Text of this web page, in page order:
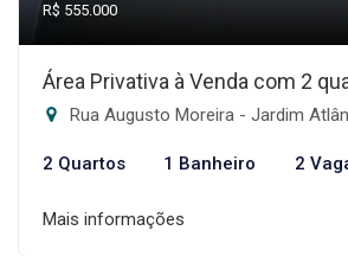
R$ 555.000
Área Privativa à Venda com 2
Rua Augusto Moreira - Jardim Atlântico,
2 Quartos 1 Banheiro 2
Mais informações